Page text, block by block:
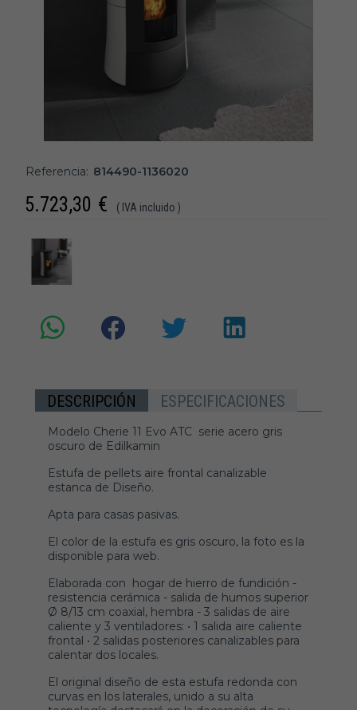
Referencia: 814490-1136020
5.723,30 € ( IVA incluido )
DESCRIPCIÓN ESPECIFICACIONES
Modelo Cherie 11 Evo ATC serie acero gris
oscuro de Edilkamin
Estufa de pellets aire frontal canalizable
estanca de Diseño.
Apta para casas pasivas.
El color de la estufa es gris oscuro, la foto es la
disponible para web.
Elaborada con hogar de hierro de fundición -
resistencia cerámica - salida de humos superior
Ø 8/13 cm coaxial, hembra - 3 salidas de aire
caliente y 3 ventiladores: • 1 salida aire caliente
frontal • 2 salidas posteriores canalizables para
calentar dos locales.
El original diseño de esta estufa redonda con
curvas en los laterales, unido a su alta